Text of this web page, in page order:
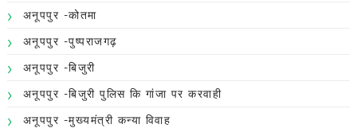
अनूपपुर -कोतमा
अनूपपुर -पुष्पराजगढ़
अनूपपुर -बिजुरी
अनूपपुर -बिजुरी पुलिस कि गांजा पर करवाही
अनूपपुर -मुख्यमंत्री कन्या विवाह